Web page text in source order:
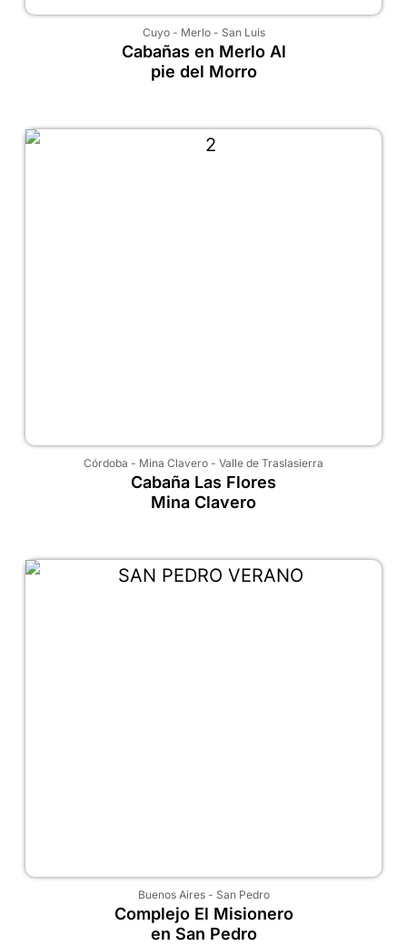
Cuyo- Merlo- San Luis
Cabañas en Merlo Al
pie del Morro
Córdoba - Mina Clavero - Valle de Traslasierra
Cabaña Las Flores
Mina Clavero
Buenos Aires- San Pedro
Complejo El Misionero
en San Pedro